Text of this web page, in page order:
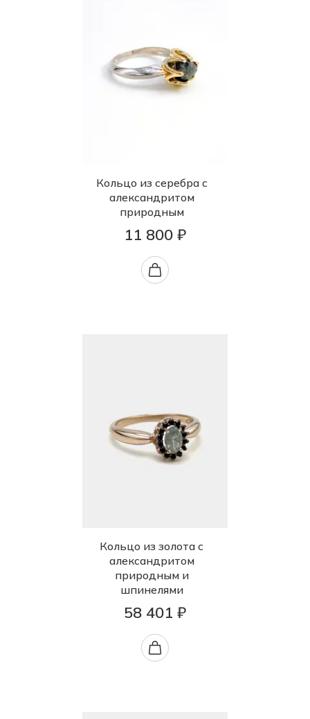
Кольцо из серебра с
александритом
природным
11 800 ₽
Кольцо из золота с
александритом
природным и
шпинелями
58 401 ₽